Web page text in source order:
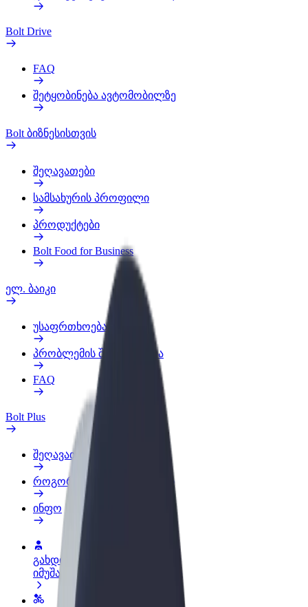
Bolt Drive
FAQ
შეტყობინება ავტომობილზე
Bolt ბიზნესისთვის
შეღავათები
სამსახურის პროფილი
პროდუქტები
Bolt Food for Business
ელ. ბაიკი
უსაფრთხოება
პრობლემის შეტყობინება
FAQ
Bolt Plus
შეღავათები
როგორ გავხდე გამომწერი
ინფო
გახდი პარტნიორი მძღოლი
იმუშავე საკუთარი გრაფიკით